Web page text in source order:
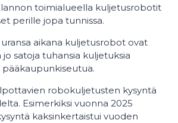
toimialueella kuljetusrobotit
perille jopa tunnissa.
aikana kuljetusrobot ovat
satoja tuhansia kuljetuksia
pääkaupunkiseutua.
robokuljetusten kysyntä
Esimerkiksi vuonna 2025
kaksinkertaistui vuoden